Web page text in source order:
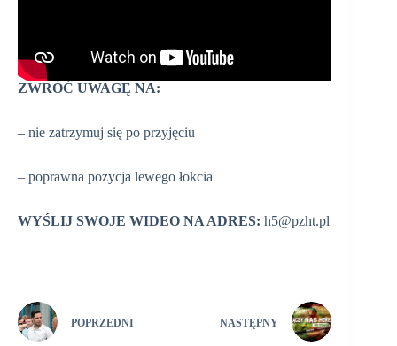
ZWRÓĆ UWAGĘ NA:
– nie zatrzymuj się po przyjęciu
– poprawna pozycja lewego łokcia
WYŚLIJ SWOJE WIDEO NA ADRES: h5@pzht.pl
POPRZEDNI NASTĘPNY